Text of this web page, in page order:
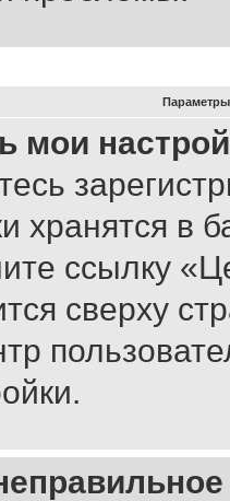
Параметры
мои
хранятся в
ссылку
сверху